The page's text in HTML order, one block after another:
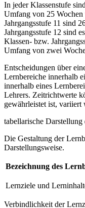
In jeder Klassenstufe
Umfang von 25
Jahrgangsstufe 11 sind
Jahrgangsstufe 12 sind
Klassen- bzw.
Umfang von zwei
Entscheidungen über
Lernbereiche innerhalb
innerhalb eines
Lehrers. Zeitrichtwerte
gewährleistet ist, variiert
tabellarische
Die Gestaltung der
Darstellungsweise.
Bezeichnung des
Lernziele und
Verbindlichkeit der